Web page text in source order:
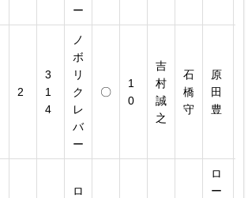
ー
2
3
1
4
ノ
ボ
リ
ク
レ
バ
ー
〇
1
0
吉
村
誠
之
石
橋
守
原
田
豊
ロ
ロ
ー